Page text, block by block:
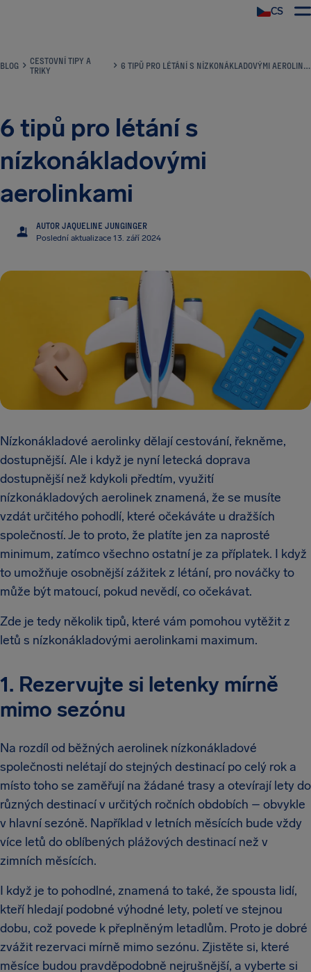
CS
BLOG
CESTOVNÍ TIPY A
TRIKY
6 TIPŮ PRO LÉTÁNÍ S NÍZKONÁKLADOVÝMI AEROLINKAMI
6 tipů pro létání s
nízkonákladovými
aerolinkami
JJ
AUTOR JAQUELINE JUNGINGER
Poslední aktualizace 13. září 2024
Nízkonákladové aerolinky dělají cestování, řekněme,
dostupnější. Ale i když je nyní letecká doprava
dostupnější než kdykoli předtím, využití
nízkonákladových aerolinek znamená, že se musíte
vzdát určitého pohodlí, které očekáváte u dražších
společností. Je to proto, že platíte jen za naprosté
minimum, zatímco všechno ostatní je za příplatek. I když
to umožňuje osobnější zážitek z létání, pro nováčky to
může být matoucí, pokud nevědí, co očekávat.
Zde je tedy několik tipů, které vám pomohou vytěžit z
letů s nízkonákladovými aerolinkami maximum.
1. Rezervujte si letenky mírně
mimo sezónu
Na rozdíl od běžných aerolinek nízkonákladové
společnosti nelétají do stejných destinací po celý rok a
místo toho se zaměřují na žádané trasy a otevírají lety do
různých destinací v určitých ročních obdobích – obvykle
v hlavní sezóně. Například v letních měsících bude vždy
více letů do oblíbených plážových destinací než v
zimních měsících.
I když je to pohodlné, znamená to také, že spousta lidí,
kteří hledají podobné výhodné lety, poletí ve stejnou
dobu, což povede k přeplněným letadlům. Proto je dobré
zvážit rezervaci mírně mimo sezónu. Zjistěte si, které
měsíce budou pravděpodobně nejrušnější, a vyberte si